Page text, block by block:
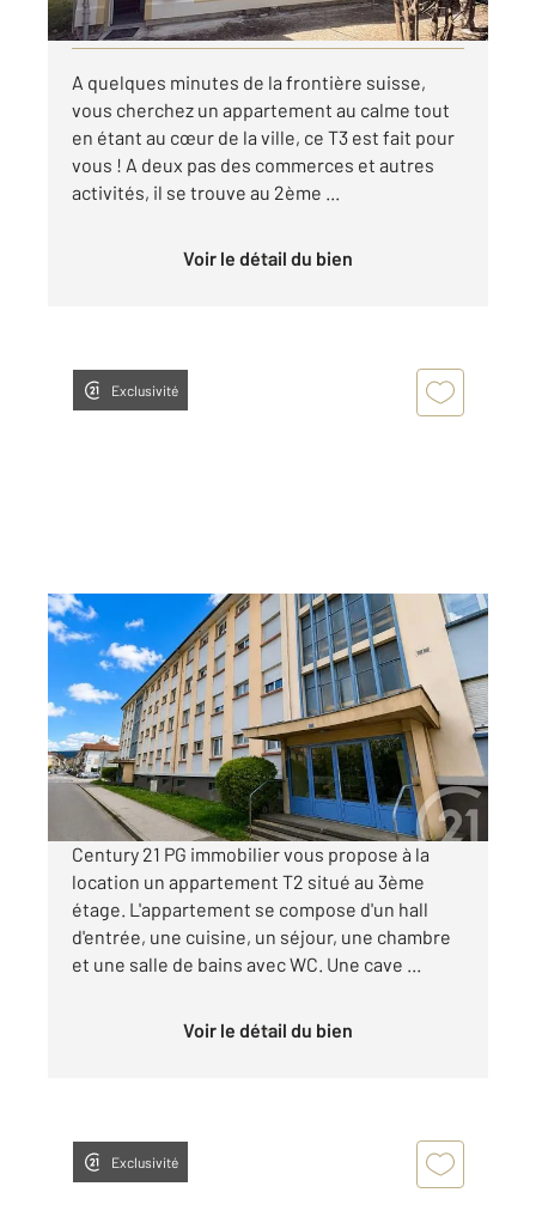
Visiter le site dédié
A quelques minutes de la frontière suisse,
vous cherchez un appartement au calme tout
en étant au cœur de la ville, ce T3 est fait pour
vous ! A deux pas des commerces et autres
activités, il se trouve au 2ème ...
Voir le détail du bien
Exclusivité
MORTEAU 25
45,54 m2, 2 pièces
Ref : 10404
Appartement F2 à louer
680 €
par mois charges comprises
Century 21 PG immobilier vous propose à la
location un appartement T2 situé au 3ème
étage. L'appartement se compose d'un hall
d'entrée, une cuisine, un séjour, une chambre
et une salle de bains avec WC. Une cave ...
Voir le détail du bien
Exclusivité